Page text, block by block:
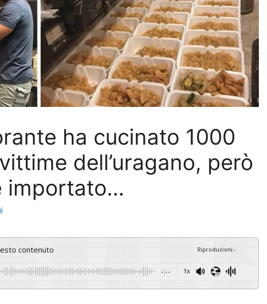
ha cucinato 1000
dell’uragano, però
importato…
contenuto Riproduzioni:-
-:-- 1x